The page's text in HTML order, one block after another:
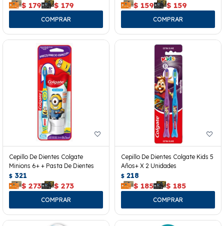
$ 179 $ 179 $ 159 $ 159
Cepillo De Dientes Colgate
Minions 6+ + Pasta De Dientes
$ 321
$ 273 $ 273
Cepillo De Dientes Colgate Kids 5
Años+ X 2 Unidades
$ 218
$ 185 $ 185